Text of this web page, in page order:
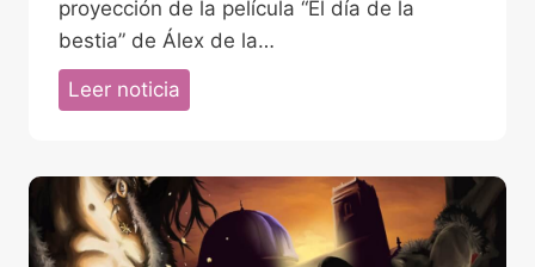
proyección de la película “El día de la
bestia” de Álex de la…
Leer noticia
r
e
v